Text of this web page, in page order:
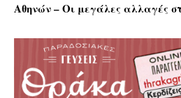
Αθηνών – Οι μεγάλες αλλαγές